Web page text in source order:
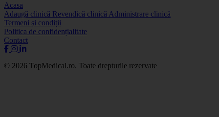
Acasa
Adaugă clinică Revendică clinică Administrare clinică
Termeni și condiții
Politica de confidențialitate
Contact
© 2026 TopMedical.ro. Toate drepturile rezervate